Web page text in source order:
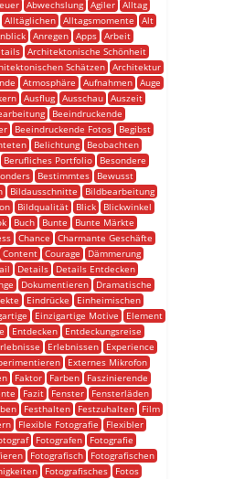
Abwechslung Agiler Alltag
Alltäglichen Alltagsmomente
Alt
Anregen Apps Arbeit
Architektonische Schönheit
Schätzen
Architektur
Atmosphäre Aufnahmen Auge
Ausflug Ausschau
Auszeit
Beeindruckende
Beeindruckende Fotos
Begibst
Belichtung
Beobachten
Berufliches Portfolio
Besondere
Bestimmtes
Bewusst
Bildausschnitte
Bildbearbeitung
Bildqualität Blick
Blickwinkel
Buch Bunte
Bunte Märkte
Chance
Charmante Geschäfte
Content Courage
Dämmerung
Details
Details Entdecken
Dokumentieren
Dramatische
Eindrücke
Einheimischen
Einzigartige Motive
Element
Entdecken
Entdeckungsreise
Erlebnissen
Experience
Externes Mikrofon
Faktor Farben
Faszinierende
Fazit Fenster
Fensterläden
Festhalten Festzuhalten
Film
Flexible Fotografie
Flexibler
Fotografen
Fotografie
Fotografisch
Fotografischen
Fotografisches
Fotos